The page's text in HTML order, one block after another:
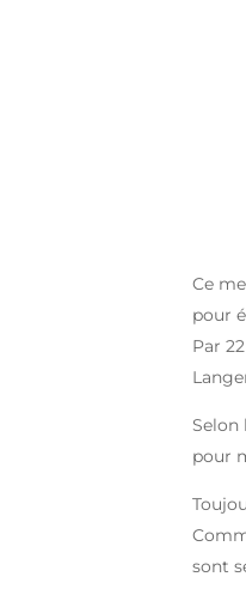
Ce
pour
Par
Selon
pour
sont